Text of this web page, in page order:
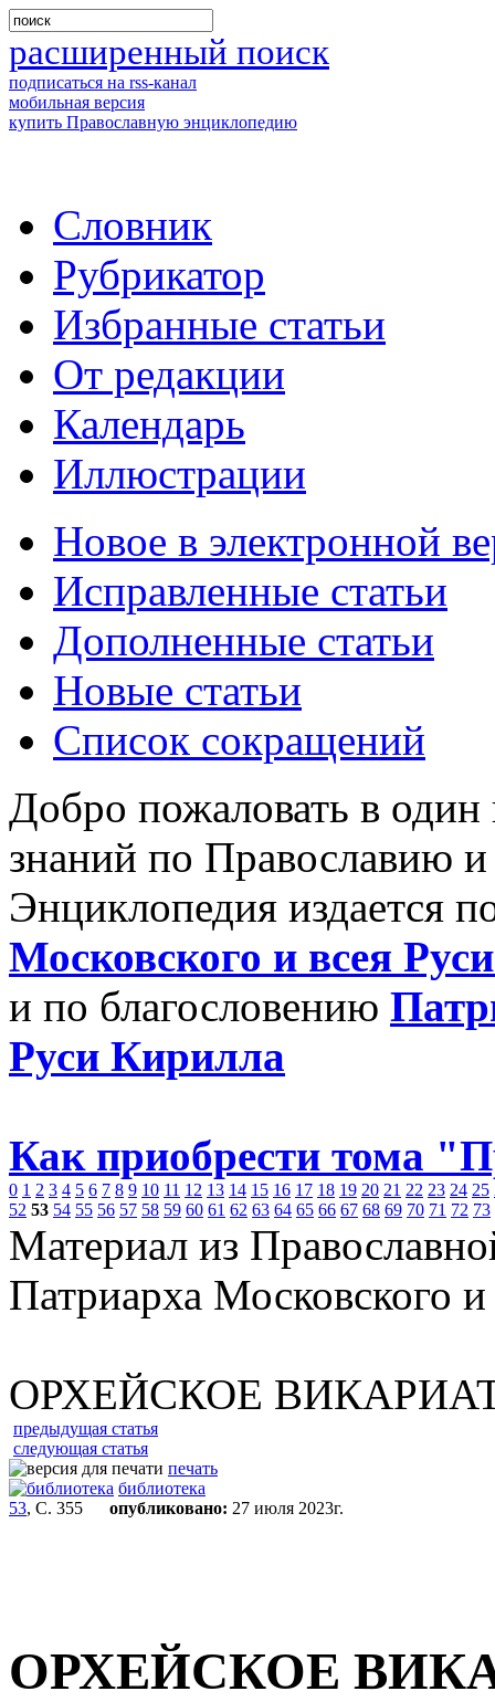
расширенный поиск
подписаться на rss-канал
мобильная версия
купить Православную энциклопедию
Словник
Рубрикатор
Избранные статьи
От редакции
Календарь
Иллюстрации
Новое в электронной
Исправленные статьи
Дополненные статьи
Новые статьи
Список сокращений
Добро пожаловать в
знаний по Православию
Энциклопедия издается
Московского и всея
и по благословению
Руси Кирилла
Как приобрести тома
0 1 2 3 4 5 6 7 8 9 10 11 12 13 14 15 16 17 18 19 20 21 22 23 24 25
52 53 54 55 56 57 58 59 60 61 62 63 64 65 66 67 68 69 70 71 72 73
Материал из
Патриарха Московского
ОРХЕЙСКОЕ
предыдущая статья
следующая статья
печать
библиотека
53, С. 355 опубликовано: 27 июля 2023г.
ОРХЕЙСКОЕ